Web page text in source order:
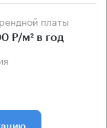
платы
Р/м² в год